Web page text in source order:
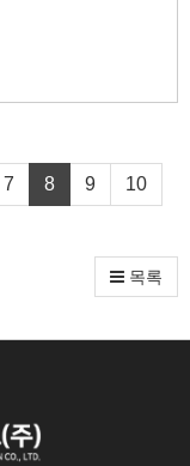
7 8 9 10
목록